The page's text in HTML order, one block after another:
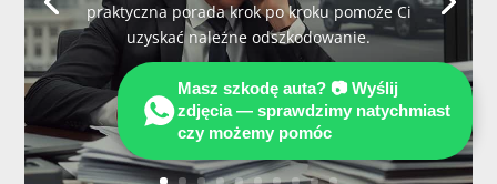
praktyczna porada krok po kroku pomoże Ci
uzyskać należne odszkodowanie.
Więcej
Masz szkodę auta? 📷 Wyślij
zdjęcia — sprawdzimy natychmiast
czy możemy pomóc